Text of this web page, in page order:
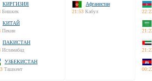
КИРГИЗИЯ
Бишкек
КИТАЙ
Пекин
ПАКИСТАН
Исламабад
УЗБЕКИСТАН
Ташкент
Афганистан
21:53 Кабул